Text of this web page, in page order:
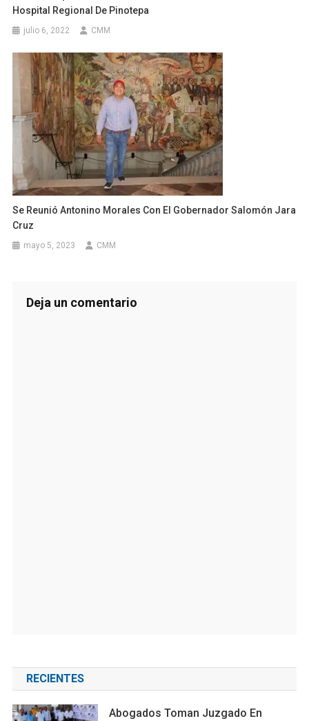
Hospital Regional De Pinotepa
julio 6, 2022 CMM
Se Reunió Antonino Morales Con El Gobernador Salomón Jara
Cruz
mayo 5, 2023 CMM
Deja un comentario
RECIENTES
Abogados Toman Juzgado En